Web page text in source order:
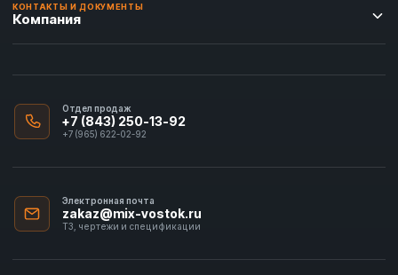
КОНТАКТЫ И ДОКУМЕНТЫ
Компания
Отдел продаж
+7 (843) 250-13-92
+7 (965) 622-02-92
Электронная почта
zakaz@mix-vostok.ru
ТЗ, чертежи и спецификации